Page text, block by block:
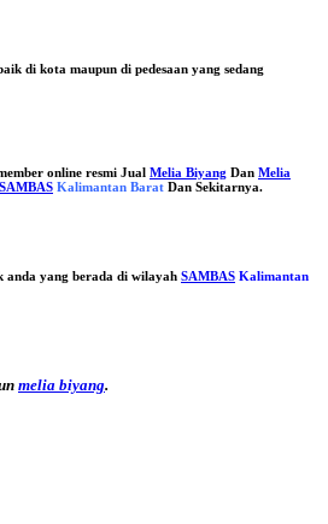
di kota maupun di pedesaan yang sedang
online resmi Jual Melia Biyang Dan Melia
SAMBAS Kalimantan Barat Dan Sekitarnya.
anda yang berada di wilayah SAMBAS Kalimantan
melia biyang.